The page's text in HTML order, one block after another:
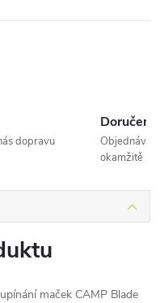
dopravu
Doručení
okamžitě
maček CAMP Blade